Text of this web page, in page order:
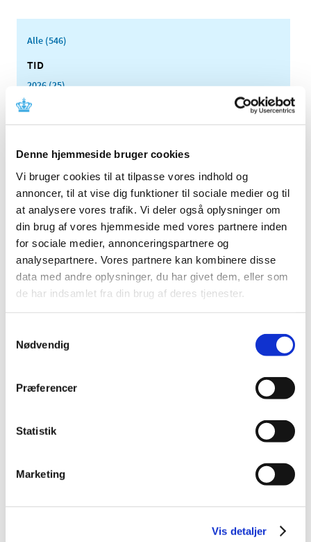
Denne hjemmeside bruger cookies
Vi bruger cookies til at tilpasse vores indhold og
annoncer, til at vise dig funktioner til sociale medier og til
at analysere vores trafik. Vi deler også oplysninger om
din brug af vores hjemmeside med vores partnere inden
for sociale medier, annonceringspartnere og
analysepartnere. Vores partnere kan kombinere disse
data med andre oplysninger, du har givet dem, eller som
de har indsamlet fra din brug af deres tjenester.
Nødvendig
Præferencer
Statistik
Marketing
Vis detaljer
Alle (546)
TID
2026 (25)
2025 (15)
2024 (21)
2022 (11)
2021 (38)
2020 (19)
2019 (44)
2018 (46)
2017 (38)
2016 (48)
2015 (31)
december (2)
oktober (2)
august (2)
maj (2)
januar (3)